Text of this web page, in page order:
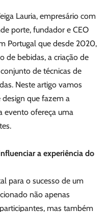
Lauria, empresário com
porte, fundador e CEO
Portugal que desde 2020,
de bebidas, a criação de
de técnicas de
Neste artigo vamos
que fazem a
evento ofereça uma
a experiência do
para o sucesso de um
não apenas
mas também